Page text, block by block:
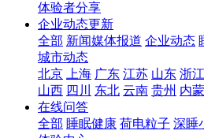
体验者分享
企业动态更新
全部 新闻媒体报道 企业动态
城市动态
北京
上海 广东 江苏 山东 浙江
山西 四川 东北 云南 贵州 内
在线问答
全部 睡眠健康 荷电粒子 深睡